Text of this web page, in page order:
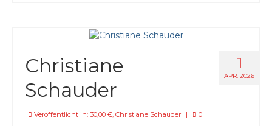
1
APR. 2026
Christiane
Schauder
Veröffentlicht in: 30,00 € Christiane Schauder | 0